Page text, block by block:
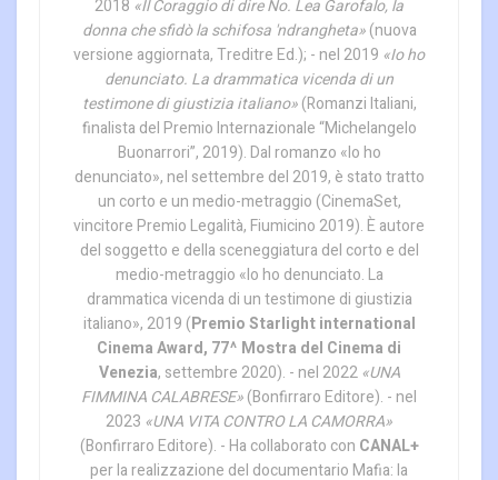
2018 «Il Coraggio di dire No. Lea Garofalo, la
donna che sfidò la schifosa 'ndrangheta»(nuova
versione aggiornata, Treditre Ed.); - nel 2019 «Io ho
denunciato. La drammatica vicenda di un
testimone di giustizia italiano»(Romanzi Italiani,
finalista del Premio Internazionale “Michelangelo
Buonarrori”, 2019). Dal romanzo «Io ho
denunciato», nel settembre del 2019, è stato tratto
un corto e un medio-metraggio (CinemaSet,
vincitore Premio Legalità, Fiumicino 2019). È autore
del soggetto e della sceneggiatura del corto e del
medio-metraggio «Io ho denunciato. La
drammatica vicenda di un testimone di giustizia
italiano», 2019 (Premio Starlight international
Cinema Award, 77^ Mostra del Cinema di
Venezia, settembre 2020). - nel 2022«UNA
FIMMINA CALABRESE»(Bonfirraro Editore). - nel
2023 «UNA VITA CONTRO LA CAMORRA»
(Bonfirraro Editore). - Ha collaborato con CANAL+
per la realizzazione del documentario Mafia: la